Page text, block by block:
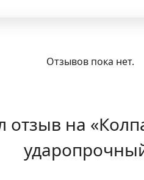
Отзывов пока нет.
отзыв на